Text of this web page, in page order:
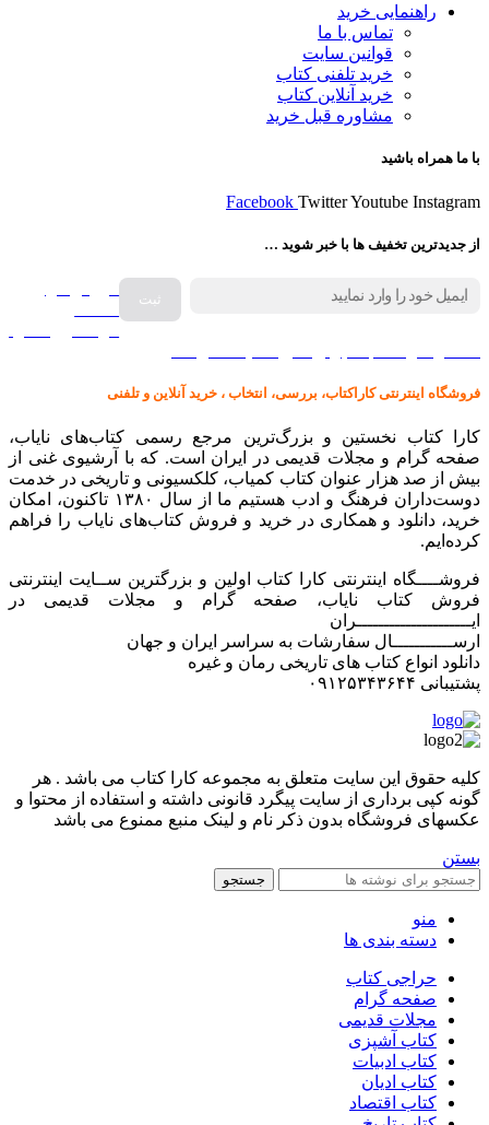
راهنمایی خرید
تماس با ما
قوانین سایت
خرید تلفنی کتاب
خرید آنلاین کتاب
مشاوره قبل خرید
با ما همراه باشید
Facebook TwitterYoutube Instagram
از جدیدترین تخفیف ها با خبر شوید …
فروش انواع
فروشگاه اینترنتی کاراکتاب، بررسی، انتخاب ، خرید آنلاین و تلفنی
کارا کتاب نخستین و بزرگ‌ترین مرجع رسمی کتاب‌های نایاب،
صفحه گرام و مجلات قدیمی در ایران است. که با آرشیوی غنی از
بیش از صد هزار عنوان کتاب کمیاب، کلکسیونی و تاریخی در خدمت
دوست‌داران فرهنگ و ادب هستیم ما از سال ۱۳۸۰ تاکنون، امکان
خرید، دانلود و همکاری در خرید و فروش کتاب‌های نایاب را فراهم
کرده‌ایم.
فروشــــگاه اینترنتی کارا کتاب اولین و بزرگترین ســایت اینترنتی
فروش کتاب نایاب، صفحه گرام و مجلات قدیمی در
ایـــــــــــــــــــــران
ارســـــــــــال سفارشات به سراسر ایران و جهان
دانلود انواع کتاب های تاریخی رمان و غیره
پشتیبانی ۰۹۱۲۵۳۴۳۶۴۴
کليه حقوق اين سايت متعلق به مجموعه کارا کتاب می باشد . هر
گونه کپی برداری از سایت پیگرد قانونی داشته و استفاده از محتوا و
عکسهای فروشگاه بدون ذکر نام و لینک منبع ممنوع می باشد
بستن
جستجو
منو
دسته بندی ها
حراجی کتاب
صفحه گرام
مجلات قدیمی
کتاب آشپزی
کتاب ادبیات
کتاب ادیان
کتاب اقتصاد